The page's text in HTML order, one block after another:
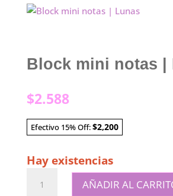
Block mini notas |
$2.588
Efectivo 15% Off:$2,200
Hay existencias
mini
AÑADIR AL